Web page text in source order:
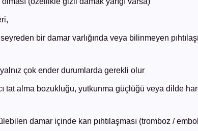
bir damar varlığında veya bilinmeyen
çok ender durumlarda gerekli olur
tat alma bozukluğu, yutkunma güçlüğü veya dilde
damar içinde kan pıhtılaşması (tromboz /